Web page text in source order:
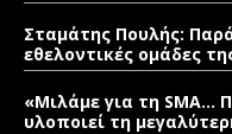
Σταμάτης Πουλής:
εθελοντικές ομάδες
«Μιλάμε για τη SMA…
υλοποιεί τη